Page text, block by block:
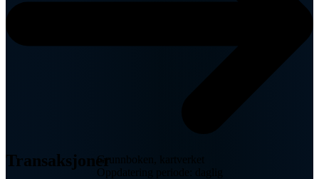
TransaksjonerGrunnboken, kartverket
Oppdatering periode: daglig